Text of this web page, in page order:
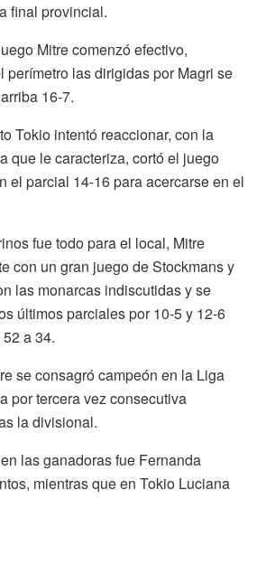
final provincial.
Mitre comenzó efectivo,
perímetro las dirigidas por Magri se
16-7.
Tokio intentó reaccionar, con la
que le caracteriza, cortó el juego
el parcial 14-16 para acercarse en el
fue todo para el local, Mitre
con un gran juego de Stockmans y
las monarcas indiscutidas y se
últimos parciales por 10-5 y 12-6
a 34.
se consagró campeón en la Liga
por tercera vez consecutiva
la divisional.
las ganadoras fue Fernanda
mientras que en Tokio Luciana